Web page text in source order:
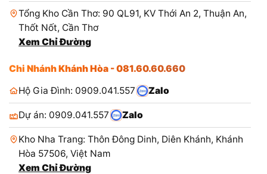
Tổng Kho Cần Thơ: 90 QL91, KV Thới An 2, Thuận An,
Thốt Nốt, Cần Thơ
Xem Chỉ Đường
Chi Nhánh Khánh Hòa - 081.60.60.660
Hộ Gia Đình: 0909.041.557
Zalo
Dự án: 0909.041.557 Zalo
Kho Nha Trang: Thôn Đông Dinh, Diên Khánh, Khánh
Hòa 57506, Việt Nam
Xem Chỉ Đường